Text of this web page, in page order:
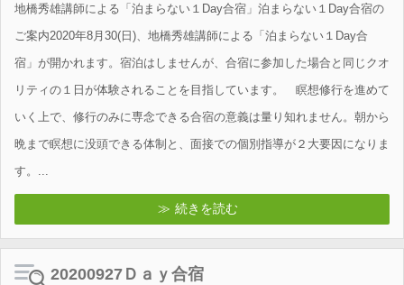
地橋秀雄講師による「泊まらない１Day合宿」泊まらない１Day合宿の
ご案内2020年8月30(日)、地橋秀雄講師による「泊まらない１Day合
宿」が開かれます。宿泊はしませんが、合宿に参加した場合と同じクオ
リティの１日が体験されることを目指しています。 瞑想修行を進めて
いく上で、修行のみに専念できる合宿の意義は量り知れません。朝から
晩まで瞑想に没頭できる体制と、面接での個別指導が２大要因になりま
す。...
続きを読む
20200927Ｄａｙ合宿